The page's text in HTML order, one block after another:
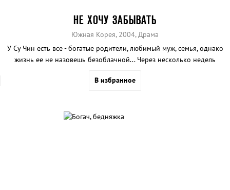
НЕ ХОЧУ ЗАБЫВАТЬ
Южная Корея, 2004, Драма
У Су Чин есть все - богатые родители, любимый муж, семья, однако
жизнь ее не назовешь безоблачной... Через несколько недель
болезнью Альцгеймера, необычной для ее возраста.
В избранное